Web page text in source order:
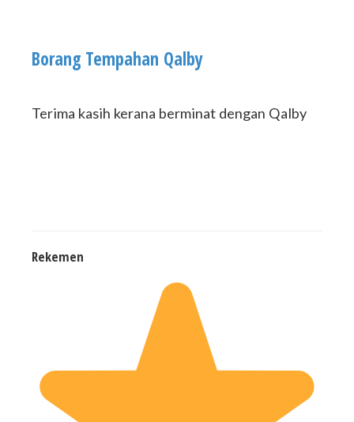
Borang Tempahan Qalby
Terima kasih kerana berminat dengan Qalby
Rekemen